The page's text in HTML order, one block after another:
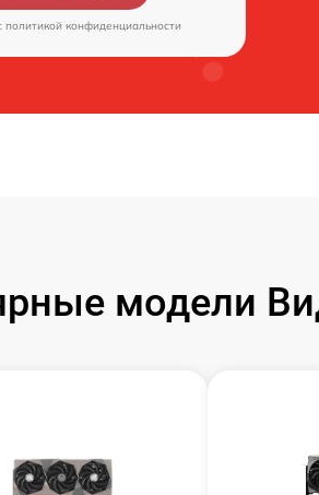
политикой конфиденциальности
модели